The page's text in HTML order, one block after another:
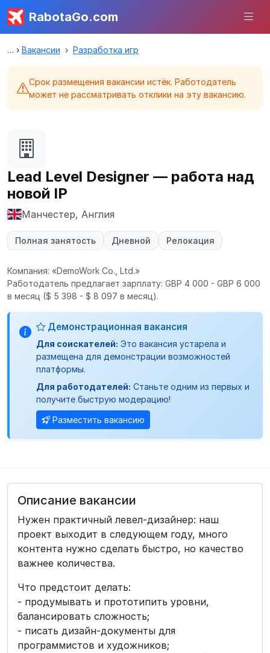
RabotaGo.com
Вакансии Разработка игр
Срок размещения вакансии истёк. Работодатель
может не рассматривать отклики на эту вакансию.
Lead Level Designer — работа над
новой IP
Манчестер, Англия
Полная занятость Дневной Релокация
Компания: «DemoWork Co., Ltd.»
Работодатель предлагает зарплату: GBP 4 000 - GBP 6 000
в месяц ($ 5 398 - $ 8 097 в месяц).
Демонстрационная вакансия
Для соискателей: Это вакансия устарела и
размещена для демонстрации возможностей
платформы.
Для работодателей: Станьте одним из первых и
получите быструю модерацию!
Разместить вакансию
Описание вакансии
Нужен практичный левел-дизайнер: наш
проект выходит в следующем году, много
контента нужно сделать быстро, но качество
важнее количества.
Что предстоит делать:
- продумывать и прототипить уровни,
балансировать сложность;
- писать дизайн-документы для
программистов и художников;